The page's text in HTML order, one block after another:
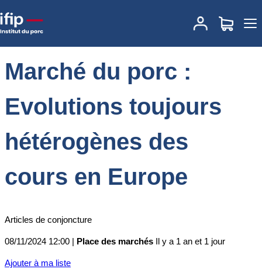
Accueil Actualités des marchés
Marché du
porc : Evolutions toujours hétérogènes des cours en Europe
Marché du porc :
Evolutions toujours
hétérogènes des
cours en Europe
Articles de conjoncture
08/11/2024 12:00 | Place des marchés Il y a 1 an et 1 jour
Ajouter à ma liste